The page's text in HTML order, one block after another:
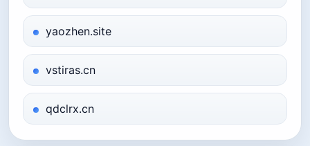
yaozhen.site
vstiras.cn
qdclrx.cn